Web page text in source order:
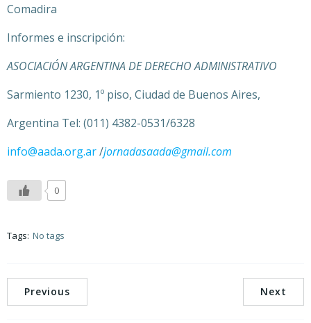
Comadira
Informes e inscripción:
ASOCIACIÓN ARGENTINA DE DERECHO ADMINISTRATIVO
Sarmiento 1230, 1º piso, Ciudad de Buenos Aires,
Argentina Tel: (011) 4382-0531/6328
info@aada.org.ar/jornadasaada@gmail.com
0
Tags: No tags
Previous Next